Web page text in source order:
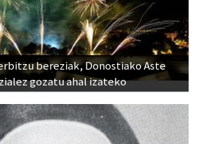
bereziak, Donostiako Aste
gozatu ahal izateko